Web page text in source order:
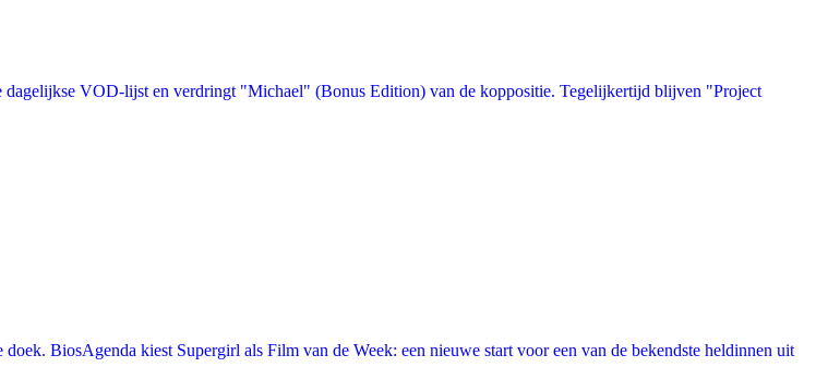
VOD-lijst en verdringt "Michael" (Bonus Edition) van de koppositie. Tegelijkertijd blijven "Project
BiosAgenda kiest Supergirl als Film van de Week: een nieuwe start voor een van de bekendste heldinnen uit